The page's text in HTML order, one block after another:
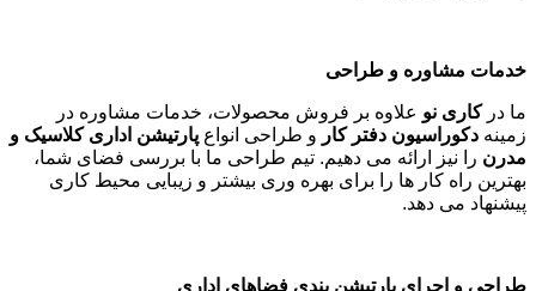
خدمات مشاوره و طراحی
ما درکاری نو علاوه بر فروش محصولات، خدمات مشاوره در
زمینه دکوراسیون دفتر کار و طراحی انواع پارتیشن اداری کلاسیک و
مدرن را نیز ارائه می دهیم. تیم طراحی ما با بررسی فضای شما،
بهترین راه کار ها را برای بهره وری بیشتر و زیبایی محیط کاری
پیشنهاد می دهد.
طراحی و اجرای پارتیشن بندی فضاهای اداری